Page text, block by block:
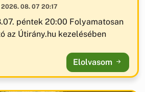
2026. 08. 07 20:17
péntek 20:00 Folyamatosan
az Útirány.hu kezelésében
Elolvasom